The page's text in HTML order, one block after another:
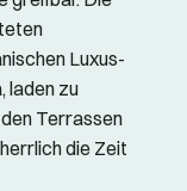
Luxus-
laden zu
Terrassen
die Zeit